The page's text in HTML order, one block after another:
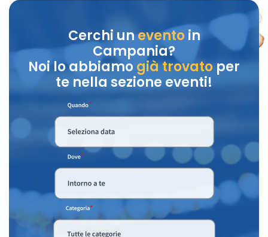
Cerchi unevento in
Campania?
Noi lo abbiamo già trovatoper
te nella sezione eventi!